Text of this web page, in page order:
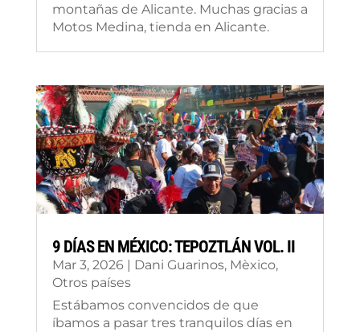
montañas de Alicante. Muchas gracias a
Motos Medina, tienda en Alicante.
9 DÍAS EN MÉXICO: TEPOZTLÁN VOL. II
Mar 3, 2026| Dani Guarinos, Mèxico,
Otros países
Estábamos convencidos de que
íbamos a pasar tres tranquilos días en